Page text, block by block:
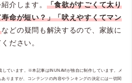
介します。 「食欲がすごくて太り
命が短い？」「吠えやすくてマン
などの疑問も解決するので、家族に
ださい。
ています。※本記事はINUNAVIが独自に制作しています。メ
りますが、コンテンツの内容やランキングの決定には一切関